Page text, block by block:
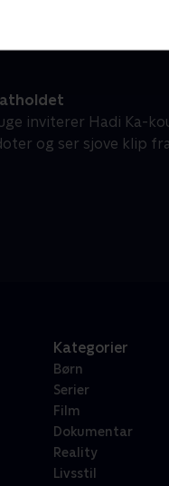
inviterer Hadi Ka-
og ser sjove klip
Kategorier
Børn
Serier
Film
Dokumentar
Reality
Livsstil